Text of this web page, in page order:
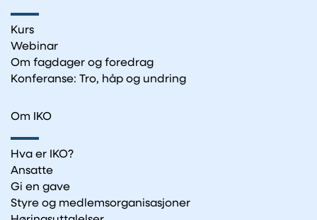
Kurs
Webinar
Om fagdager og foredrag
Konferanse: Tro, håp og undring
Om IKO
Hva er IKO?
Ansatte
Gi en gave
Styre og medlemsorganisasjoner